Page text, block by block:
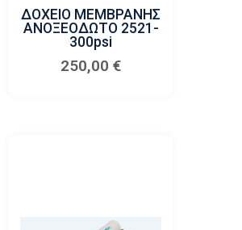
ΔΟΧΕΙΟ ΜΕΜΒΡΑΝΗΣ
ΑΝΟΞΕΟΔΩΤΟ 2521-
300psi
250,00€